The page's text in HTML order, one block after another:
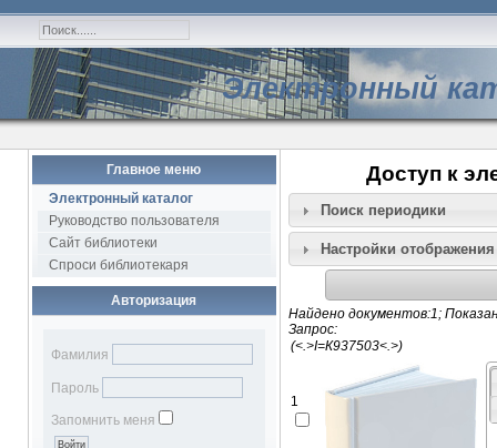
Электронный
Главное меню
Электронный каталог
Руководство пользователя
Сайт библиотеки
Спроси библиотекаря
Авторизация
Фамилия
Пароль
Запомнить меня
Доступ к
Поиск периодики
Настройки отображения
Найдено документов:1;
Запрос:
1